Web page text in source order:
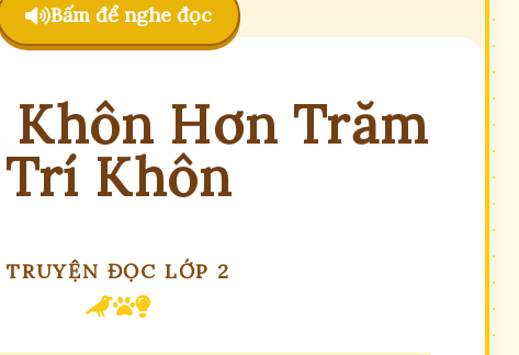
Bấm để nghe đọc
Hơn Trăm
Trí Khôn
TRUYỆN ĐỌC LỚP 2